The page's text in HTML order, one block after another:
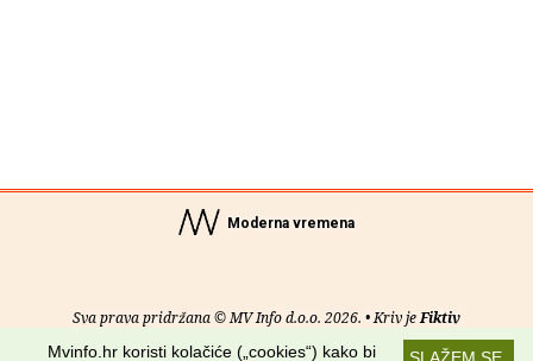
Moderna vremena
Sva prava pridržana © MV Info d.o.o. 2026. • Kriv jeFiktiv
Mvinfo.hr koristi kolačiće („cookies“) kako bi